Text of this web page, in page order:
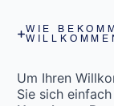
WIE
Um Ihren
Sie sich